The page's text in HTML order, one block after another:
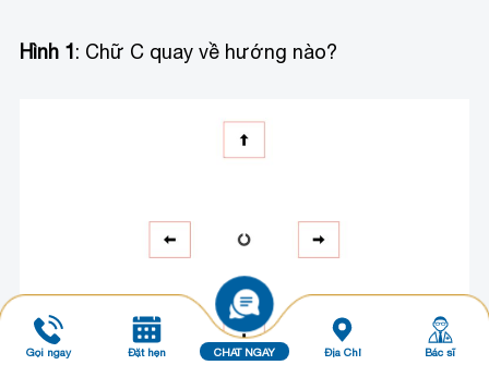
Hình 1: Chữ C quay về hướng nào?
Gọi ngay Đặt hẹn CHAT NGAY Địa Chỉ Bác sĩ